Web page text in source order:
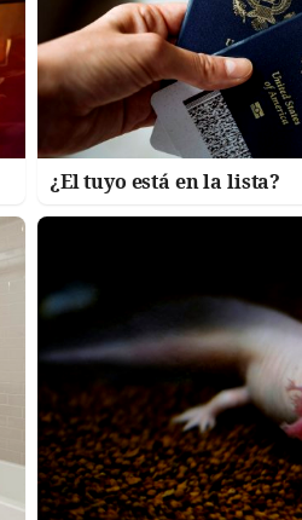
¿El tuyo está en la lista?